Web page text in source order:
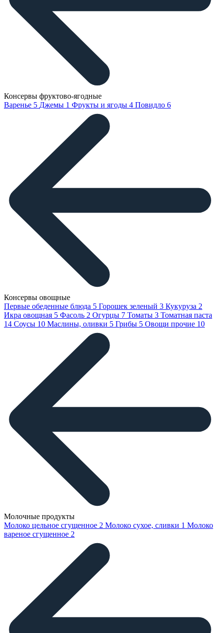
Консервы фруктово-ягодные
Варенье 5 Джемы 1 Фрукты и ягоды 4 Повидло 6
Консервы овощные
Первые обеденные блюда 5 Горошек зеленый 3 Кукуруза 2
Икра овощная 5 Фасоль 2 Огурцы 7 Томаты 3 Томатная паста
14 Соусы 10 Маслины, оливки 5 Грибы 5 Овощи прочие 10
Молочные продукты
Молоко цельное сгущенное 2 Молоко сухое, сливки 1 Молоко
вареное сгущенное 2